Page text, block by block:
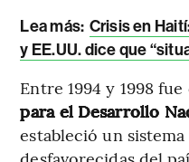
Lea más: Crisis en
y EE.UU. dice que
Entre 1994 y 1998
para el Desarrollo
estableció un